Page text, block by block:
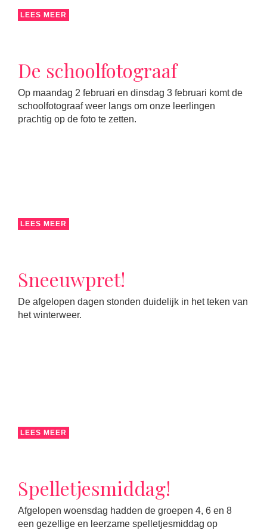
LEES MEER
De schoolfotograaf
Op maandag 2 februari en dinsdag 3 februari komt de
schoolfotograaf weer langs om onze leerlingen
prachtig op de foto te zetten.
LEES MEER
Sneeuwpret!
De afgelopen dagen stonden duidelijk in het teken van
het winterweer.
LEES MEER
Spelletjesmiddag!
Afgelopen woensdag hadden de groepen 4, 6 en 8
een gezellige en leerzame spelletjesmiddag op